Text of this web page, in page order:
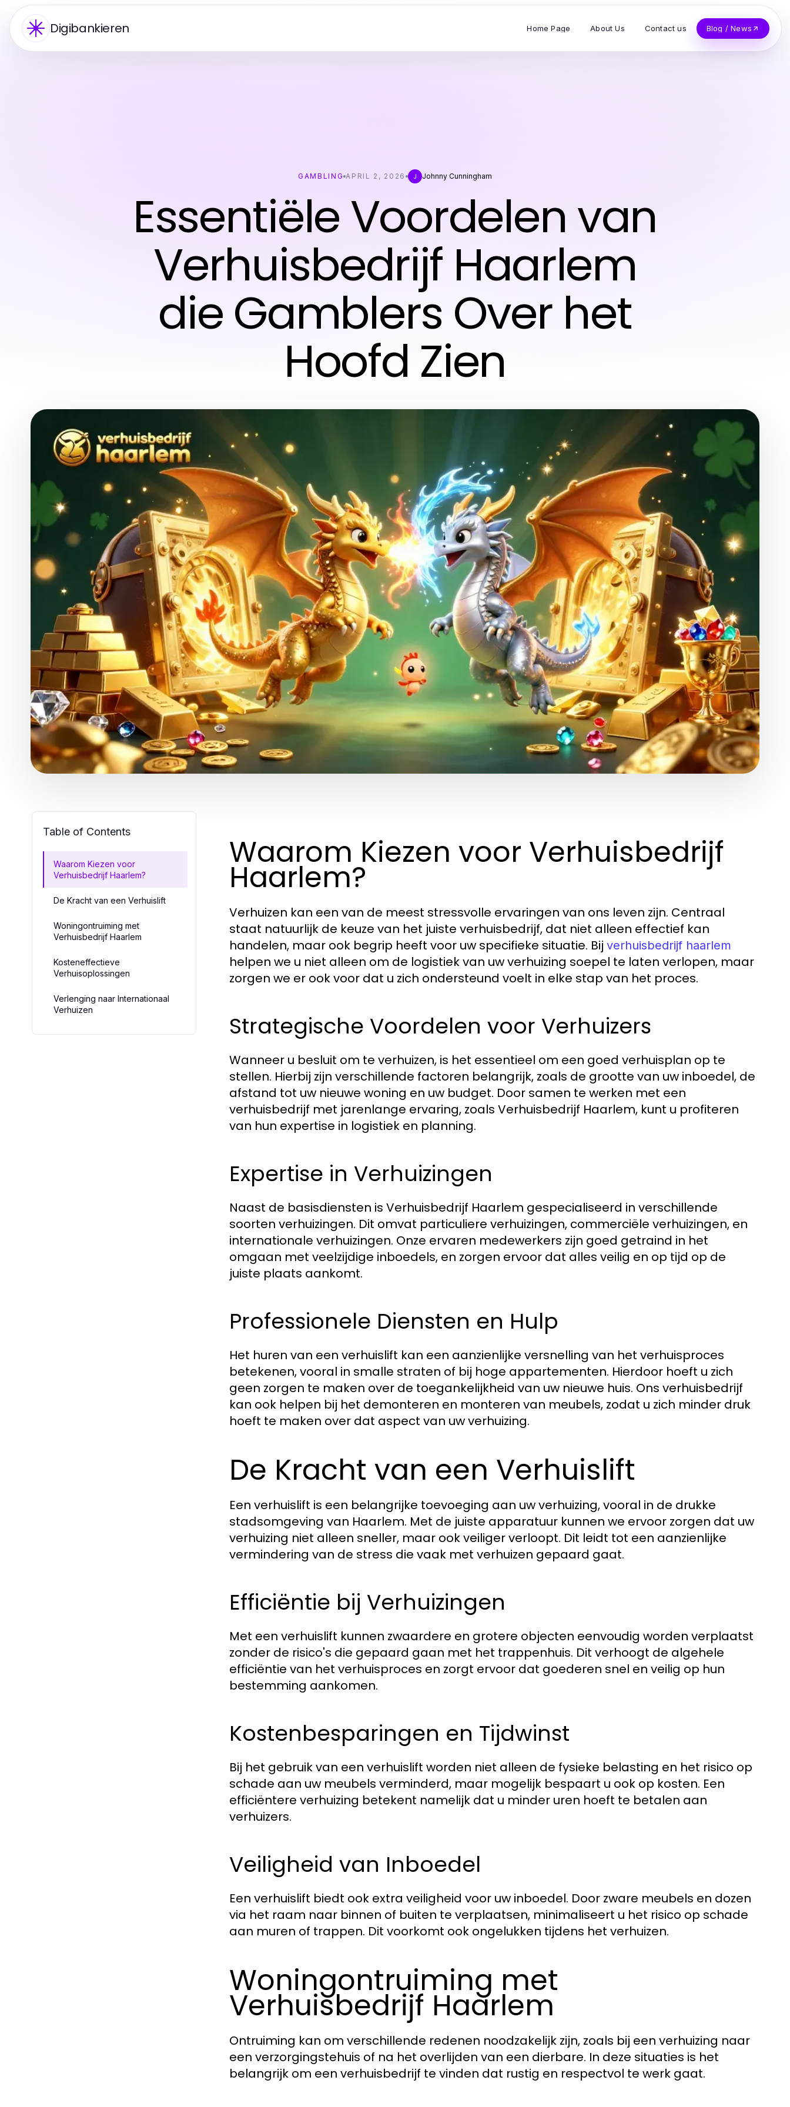
Digibankieren Home Page About Us Contact us Blog / News
GAMBLING APRIL 2, 2026 J Johnny Cunningham
Essentiële Voordelen van
Verhuisbedrijf Haarlem
die Gamblers Over het
Hoofd Zien
Table of Contents
Waarom Kiezen voor
Verhuisbedrijf Haarlem?
De Kracht van een Verhuislift
Woningontruiming met
Verhuisbedrijf Haarlem
Kosteneffectieve
Verhuisoplossingen
Verlenging naar Internationaal
Verhuizen
Waarom Kiezen voor Verhuisbedrijf
Haarlem?
Verhuizen kan een van de meest stressvolle ervaringen van ons leven zijn. Centraal
staat natuurlijk de keuze van het juiste verhuisbedrijf, dat niet alleen effectief kan
handelen, maar ook begrip heeft voor uw specifieke situatie. Bij verhuisbedrijf haarlem
helpen we u niet alleen om de logistiek van uw verhuizing soepel te laten verlopen, maar
zorgen we er ook voor dat u zich ondersteund voelt in elke stap van het proces.
Strategische Voordelen voor Verhuizers
Wanneer u besluit om te verhuizen, is het essentieel om een goed verhuisplan op te
stellen. Hierbij zijn verschillende factoren belangrijk, zoals de grootte van uw inboedel, de
afstand tot uw nieuwe woning en uw budget. Door samen te werken met een
verhuisbedrijf met jarenlange ervaring, zoals Verhuisbedrijf Haarlem, kunt u profiteren
van hun expertise in logistiek en planning.
Expertise in Verhuizingen
Naast de basisdiensten is Verhuisbedrijf Haarlem gespecialiseerd in verschillende
soorten verhuizingen. Dit omvat particuliere verhuizingen, commerciële verhuizingen, en
internationale verhuizingen. Onze ervaren medewerkers zijn goed getraind in het
omgaan met veelzijdige inboedels, en zorgen ervoor dat alles veilig en op tijd op de
juiste plaats aankomt.
Professionele Diensten en Hulp
Het huren van een verhuislift kan een aanzienlijke versnelling van het verhuisproces
betekenen, vooral in smalle straten of bij hoge appartementen. Hierdoor hoeft u zich
geen zorgen te maken over de toegankelijkheid van uw nieuwe huis. Ons verhuisbedrijf
kan ook helpen bij het demonteren en monteren van meubels, zodat u zich minder druk
hoeft te maken over dat aspect van uw verhuizing.
De Kracht van een Verhuislift
Een verhuislift is een belangrijke toevoeging aan uw verhuizing, vooral in de drukke
stadsomgeving van Haarlem. Met de juiste apparatuur kunnen we ervoor zorgen dat uw
verhuizing niet alleen sneller, maar ook veiliger verloopt. Dit leidt tot een aanzienlijke
vermindering van de stress die vaak met verhuizen gepaard gaat.
Efficiëntie bij Verhuizingen
Met een verhuislift kunnen zwaardere en grotere objecten eenvoudig worden verplaatst
zonder de risico's die gepaard gaan met het trappenhuis. Dit verhoogt de algehele
efficiëntie van het verhuisproces en zorgt ervoor dat goederen snel en veilig op hun
bestemming aankomen.
Kostenbesparingen en Tijdwinst
Bij het gebruik van een verhuislift worden niet alleen de fysieke belasting en het risico op
schade aan uw meubels verminderd, maar mogelijk bespaart u ook op kosten. Een
efficiëntere verhuizing betekent namelijk dat u minder uren hoeft te betalen aan
verhuizers.
Veiligheid van Inboedel
Een verhuislift biedt ook extra veiligheid voor uw inboedel. Door zware meubels en dozen
via het raam naar binnen of buiten te verplaatsen, minimaliseert u het risico op schade
aan muren of trappen. Dit voorkomt ook ongelukken tijdens het verhuizen.
Woningontruiming met
Verhuisbedrijf Haarlem
Ontruiming kan om verschillende redenen noodzakelijk zijn, zoals bij een verhuizing naar
een verzorgingstehuis of na het overlijden van een dierbare. In deze situaties is het
belangrijk om een verhuisbedrijf te vinden dat rustig en respectvol te werk gaat.